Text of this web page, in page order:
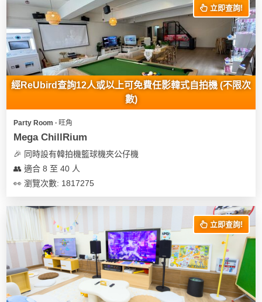
立即查詢!
經ReUbird查詢12人或以上可免費任影韓式自拍機 (不限次
數)
Party Room ∙ 旺角
Mega ChillRium
🎉 同時設有韓拍機籃球機夾公仔機
👥 適合 8 至 40 人
👀 瀏覽次數: 1817275
立即查詢!